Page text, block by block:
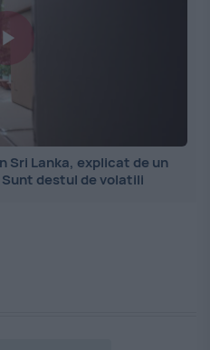
Sri Lanka, explicat de un
destul de volatili